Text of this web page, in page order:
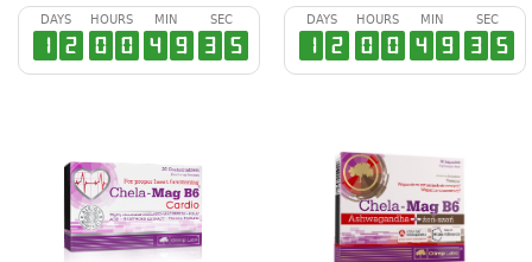
DAYS
1 2
HOURS
0 0
MIN
4 9
SEC
3 4
DAYS
1 2
HOURS
0 0
MIN
4 9
SEC
3 4